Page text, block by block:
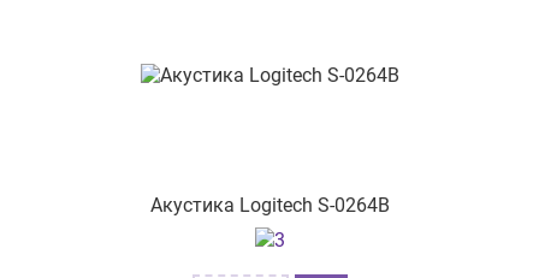
Акустика Logitech S-0264B